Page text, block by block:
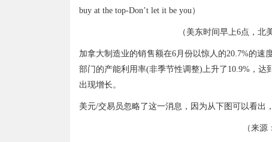
buy at the top-Don’t let it be you）
（美东时间早上6点，北
加拿大制造业的销售额在6月份以惊人的20.7%的速
部门的产能利用率(非季节性调整)上升了10.9%，达
出现增长。
美元/交易员忽略了这一消息，因为从下图可以看出
（来源